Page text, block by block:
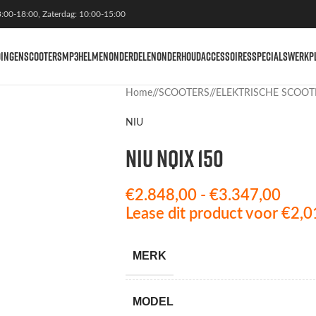
18:00, Zaterdag: 10:00-15:00
SCOOTERSMP3HELMENONDERDELENONDERHOUDACCESSOIRESSPECIALS
Home/ SCOOTERS/ ELEKTRISCHE
NIU
NIU NQiX 150
€2.848,00 - €3.347,00
Lease dit product voor €
MERK
MODEL